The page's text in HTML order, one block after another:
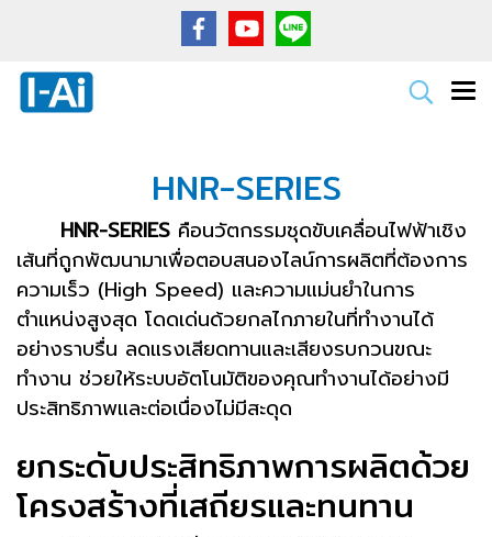
HNR-SERIES
HNR-SERIES คือนวัตกรรมชุดขับเคลื่อนไฟฟ้าเชิง
เส้นที่ถูกพัฒนามาเพื่อตอบสนองไลน์การผลิตที่ต้องการ
ความเร็ว (High Speed) และความแม่นยำในการ
ตำแหน่งสูงสุด โดดเด่นด้วยกลไกภายในที่ทำงานได้
อย่างราบรื่น ลดแรงเสียดทานและเสียงรบกวนขณะ
ทำงาน ช่วยให้ระบบอัตโนมัติของคุณทำงานได้อย่างมี
ประสิทธิภาพและต่อเนื่องไม่มีสะดุด
ยกระดับประสิทธิภาพการผลิตด้วย
โครงสร้างที่เสถียรและทนทาน